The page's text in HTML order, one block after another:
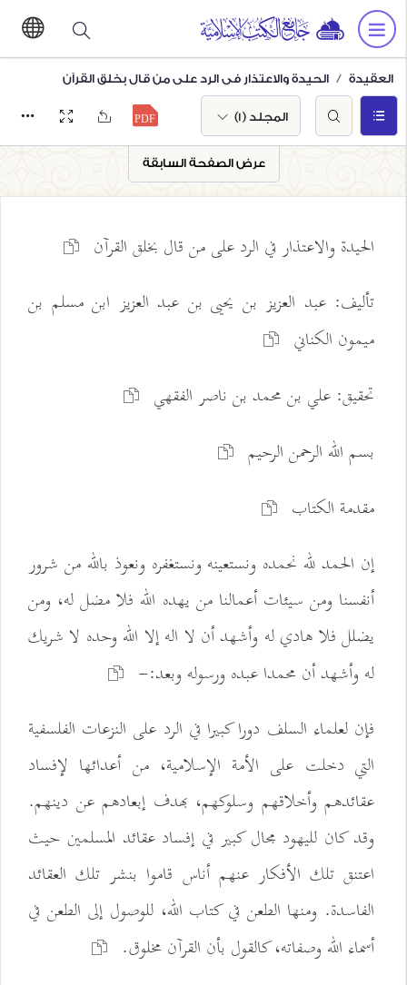
العقيدة الحيدة والاعتذار في الرد على من قال بخلق القرآن
المجلد (1)
عرض الصفحة السابقة
الحيدة والاعتذار في الرد على من قال بخلق القرآن
تأليف: عبد العزيز بن يحيى بن عبد العزيز ابن مسلم بن
ميمون الكناني
تحقيق: علي بن محمد بن ناصر الفقهي
بسم الله الرحمن الرحيم
مقدمة الكتاب
إن الحمد لله نحمده ونستعينه ونستغفره ونعوذ بالله من شرور
أنفسنا ومن سيئات أعمالنا من يهده الله فلا مضل له، ومن
يضلل فلا هادي له وأشهد أن لا اله إلا الله وحده لا شريك
له وأشهد أن محمدا عبده ورسوله وبعد:-
فإن لعلماء السلف دورا كبيرا في الرد على النزعات الفلسفية
التي دخلت على الأمة الإسلامية، من أعدائها لإفساد
عقائدهم وأخلاقهم وسلوكهم، بهدف إبعادهم عن دينهم.
وقد كان لليهود مجال كبير في إفساد عقائد المسلمين حيث
اعتنق تلك الأفكار عنهم أناس قاموا بنشر تلك العقائد
الفاسدة. ومنها الطعن في كتاب الله، للوصول إلى الطعن في
أسماء الله وصفاته، كالقول بأن القرآن مخلوق.